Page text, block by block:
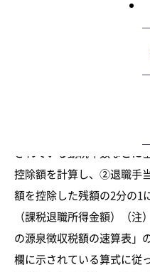
最新情報
されている勤続年数などに
控除額を計算し、②退職手
額を控除した残額の2分の1
（課税退職所得金額）（
の源泉徴収税額の速算表」
欄に示されている算式に従